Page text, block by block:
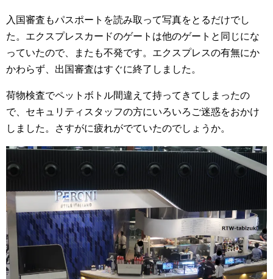
入国審査もパスポートを読み取って写真をとるだけでし
た。エクスプレスカードのゲートは他のゲートと同じにな
っていたので、またも不発です。エクスプレスの有無にか
かわらず、出国審査はすぐに終了しました。
荷物検査でペットボトル間違えて持ってきてしまったの
で、セキュリティスタッフの方にいろいろご迷惑をおかけ
しました。さすがに疲れがでていたのでしょうか。